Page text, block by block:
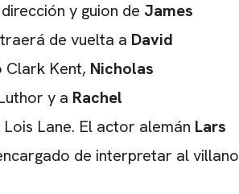
y guion de James
de vuelta a David
Clark Kent, Nicholas
y a Rachel
Lane. El actor alemán Lars
de interpretar al villano